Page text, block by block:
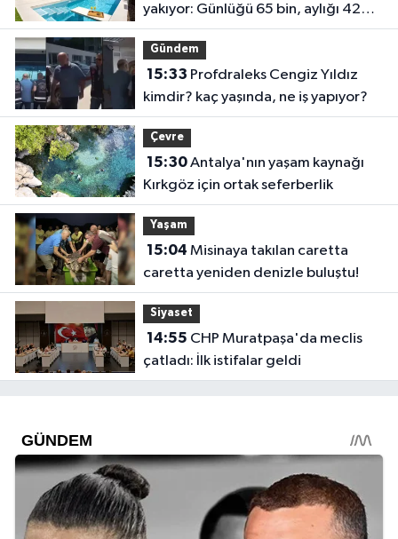
yakıyor: Günlüğü 65 bin, aylığı 425
bin!
Gündem
15:33
kimdir? kaç yaşında, ne iş yapıyor?
Çevre
15:30Antalya'nın yaşam kaynağı
Kırkgöz için ortak seferberlik
Yaşam
15:04
caretta yeniden denizle buluştu!
Siyaset
14:55
çatladı: İlk istifalar geldi